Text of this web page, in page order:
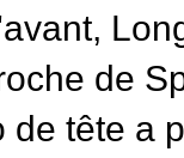
de
tête a